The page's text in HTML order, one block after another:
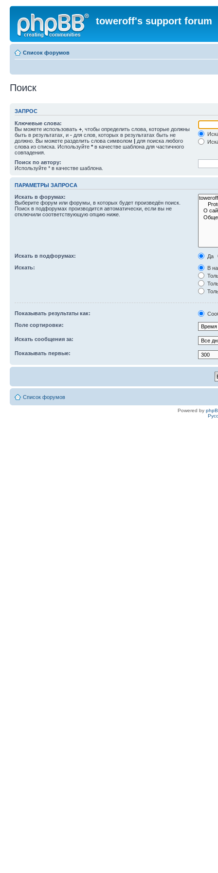
toweroff's support forum
Список форумов
Поиск
ЗАПРОС
Ключевые слова:
Вы можете использовать + , чтобы определить слова, которые должны
быть в результатах, и - для слов, которых в результатах быть не
должно. Вы можете разделить слова символом | для поиска любого
слова из списка. Используйте * в качестве шаблона для частичного
совпадения.
Поиск по автору:
Используйте * в качестве шаблона.
ПАРАМЕТРЫ ЗАПРОСА
Искать в форумах:
Выберите форум или форумы, в которых будет произведён поиск.
Поиск в подфорумах производится автоматически, если вы не
отключили соответствующую опцию ниже.
Искать в подфорумах:
Да
Искать:
В
Показывать результаты как:
Поле сортировки:
Искать сообщения за:
Показывать первые:
Список форумов
Powered by